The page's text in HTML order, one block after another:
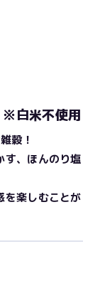
白米不使用
穀！
す、ほんのり塩
を楽しむことが